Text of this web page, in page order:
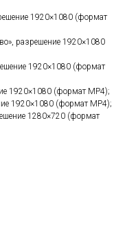
1920×1080 (формат
разрешение 1920×1080
1920×1080 (формат
1920×1080 (формат MP4);
1920×1080 (формат MP4);
1280×720 (формат